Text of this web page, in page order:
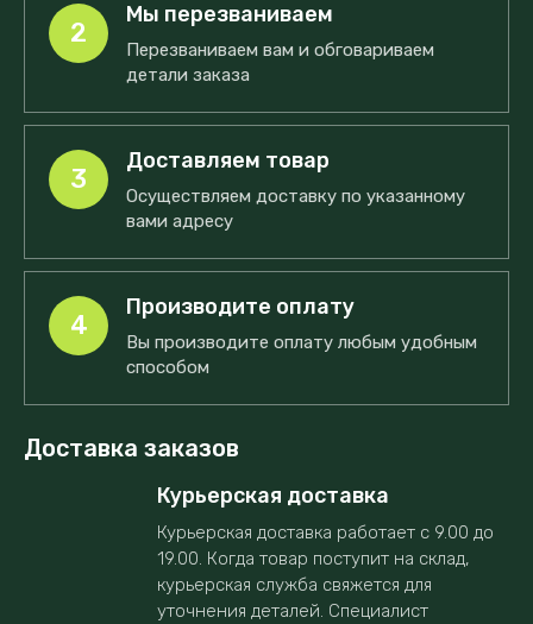
2
Мы перезваниваем
Перезваниваем вам и обговариваем
детали заказа
3
Доставляем товар
Осуществляем доставку по указанному
вами адресу
4
Производите оплату
Вы производите оплату любым удобным
способом
Доставка заказов
Курьерская доставка
Курьерская доставка работает с 9.00 до
19.00. Когда товар поступит на склад,
курьерская служба свяжется для
уточнения деталей. Специалист